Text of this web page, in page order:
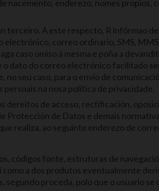
nacemento, enderezo, nomes propios,
terceiro. A este respecto, R infórmao
correo ordinario, SMS,
caso omiso á mesma e poña a
o dato do correo electrónico facilitado
seu caso, para o envío de
na nosa política de privacidade.
dereitos de acceso, rectificación,
de Datos e demais
realiza, ao seguinte enderezo de
códigos fonte, estruturas de
a dos produtos eventualmente
proceda, polo que o usuario